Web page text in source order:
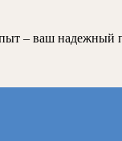
– ваш надежный